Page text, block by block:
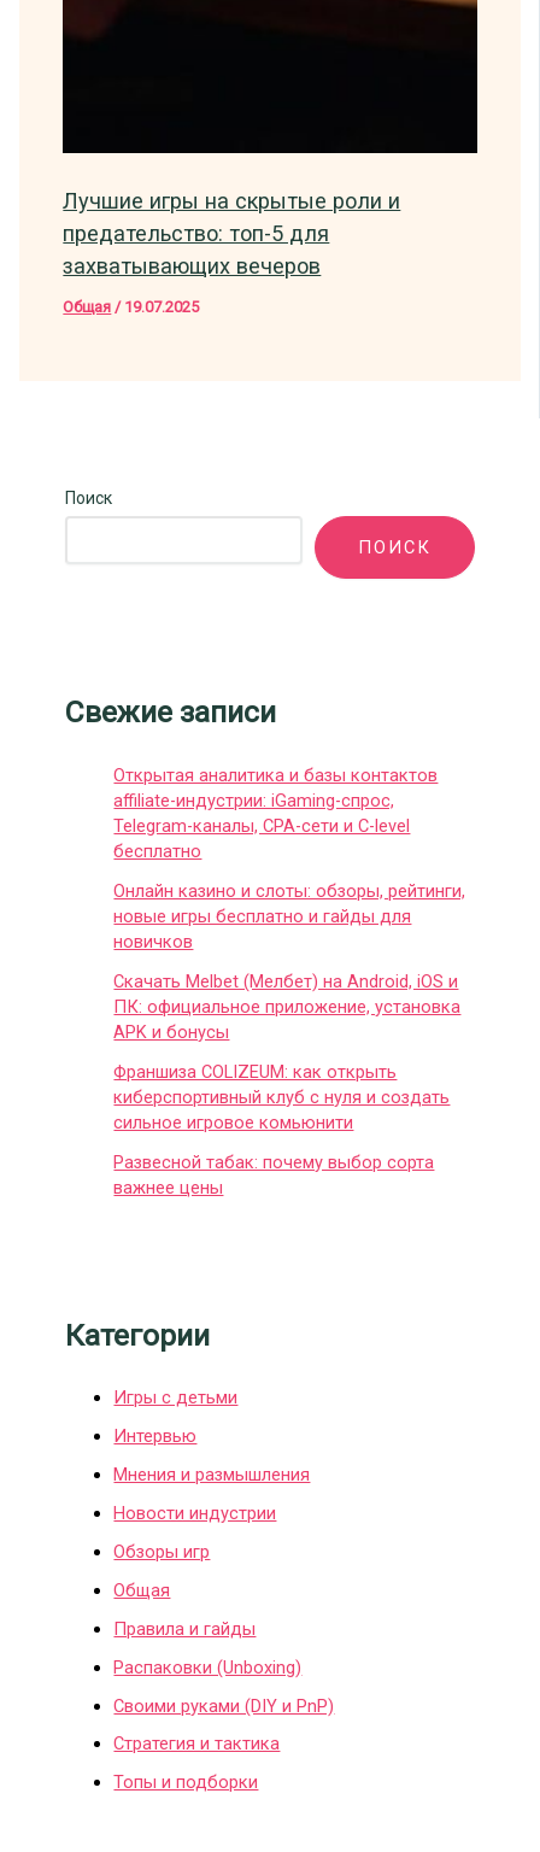
Лучшие игры на скрытые роли и
предательство: топ-5 для
захватывающих вечеров
Общая / 19.07.2025
Поиск
ПОИСК
Свежие записи
Открытая аналитика и базы контактов
affiliate-индустрии: iGaming-спрос,
Telegram-каналы, CPA-сети и C-level
бесплатно
Онлайн казино и слоты: обзоры, рейтинги,
новые игры бесплатно и гайды для
новичков
Скачать Melbet (Мелбет) на Android, iOS и
ПК: официальное приложение, установка
APK и бонусы
Франшиза COLIZEUM: как открыть
киберспортивный клуб с нуля и создать
сильное игровое комьюнити
Развесной табак: почему выбор сорта
важнее цены
Категории
Игры с детьми
Интервью
Мнения и размышления
Новости индустрии
Обзоры игр
Общая
Правила и гайды
Распаковки (Unboxing)
Своими руками (DIY и PnP)
Стратегия и тактика
Топы и подборки